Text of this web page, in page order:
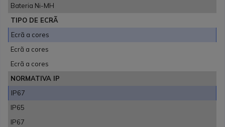
Bateria Ni-MH
TIPO DE ECRÃ
Ecrã a cores
Ecrã a cores
Ecrã a cores
NORMATIVA IP
IP67
IP65
IP67